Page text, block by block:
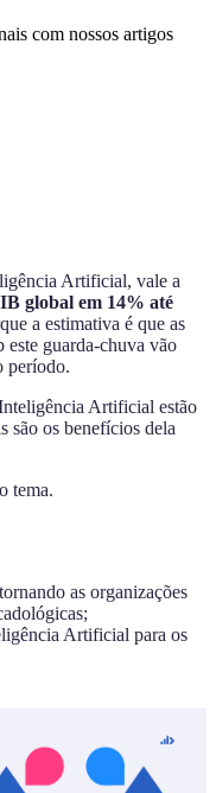
com nossos artigos
Artificial, vale a
global em 14% até
a estimativa é que as
este guarda-chuva vão
período.
Artificial estão
são os benefícios dela
tema.
as organizações
Artificial para os